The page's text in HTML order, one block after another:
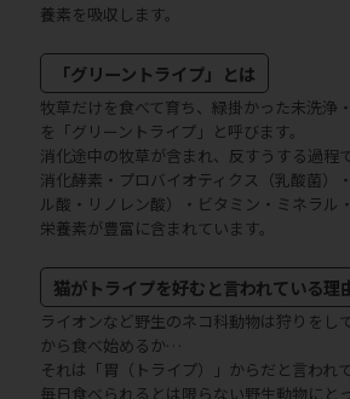
養素を吸収します。
「グリーントライプ」とは
牧草だけを食べて育ち、緑掛かった未洗浄
を「グリーントライプ」と呼びます。
消化途中の牧草が含まれ、反すうする過程
消化酵素・プロバイオティクス（乳酸菌）
ル酸・リノレン酸）・ビタミン・ミネラル
栄養素が豊富に含まれています。
猫がトライプを好むと言われている理
ライオンなど野生のネコ科動物は狩りをし
から食べ始めるか…
それは「胃（トライプ）」からだと言われて
毎日食べられるとは限らない野生動物にと